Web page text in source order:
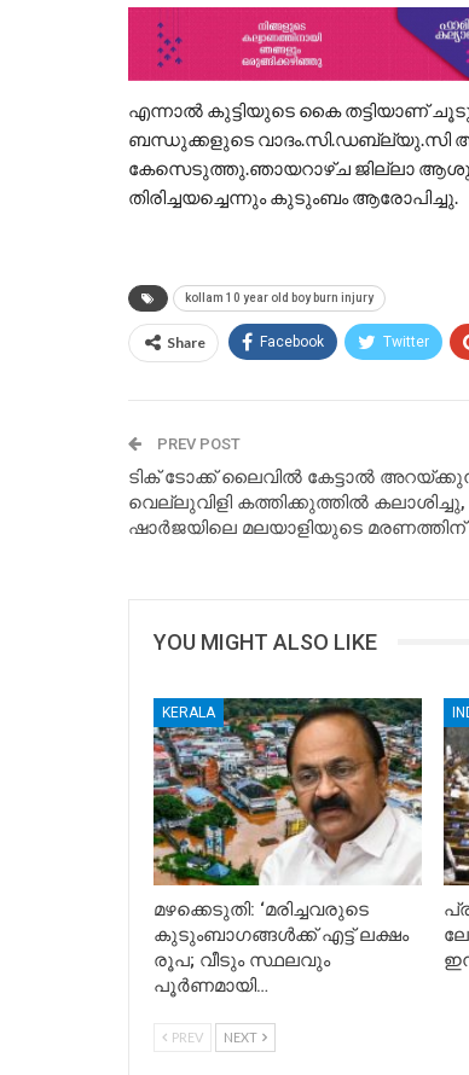
എന്നാല്‍ കുട്ടിയുടെ കൈ തട്ടിയാണ്
ബന്ധുക്കളുടെ വാദം.സി.ഡബ്ല്യു.സി
കേസെടുത്തു.ഞായറാഴ്ച ജില്ലാ
തിരിച്ചയച്ചെന്നും കുടുംബം ആരോപിച്ചു.
kollam 10 year old boy burn injury
Share Facebook Twitter
PREV POST
ടിക് ടോക്ക് ലൈവില്‍ കേട്ടാല്‍
വെല്ലുവിളി കത്തിക്കുത്തില്‍ കലാശിച്ചു,
ഷാര്‍ജയിലെ മലയാളിയുടെ മരണത്തിന്
YOU MIGHT ALSO LIKE
KERALA
മഴക്കെടുതി: ‘മരിച്ചവരുടെ
കുടുംബാഗങ്ങൾക്ക് എട്ട് ലക്ഷം
രൂപ; വീടും സ്ഥലവും
പൂർണമായി…
PREV NEXT